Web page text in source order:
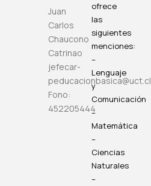
Juan
Carlos
Chaucono
Catrinao
jefecar-
peducacionbasica@uct.cl
Fono:
452205444
ofrece
las
siguientes
menciones:
–
Lenguaje
y
Comunicación
–
Matemática
–
Ciencias
Naturales
–